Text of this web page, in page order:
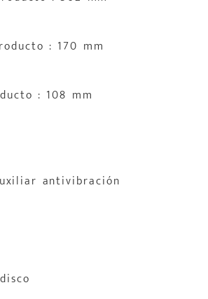
: 170 mm
: 108 mm
antivibración